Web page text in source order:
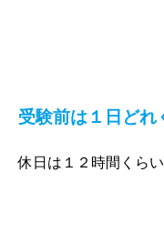
受験前は１日どれ
休日は１２時間くらい